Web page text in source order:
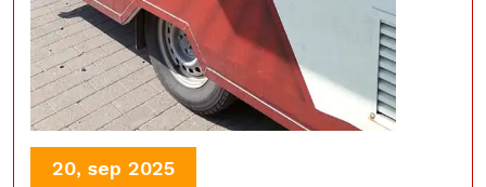
20, sep 2025